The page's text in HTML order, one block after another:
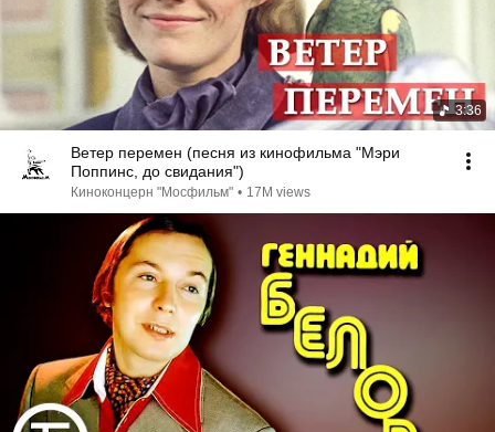
3:36
Ветер перемен (песня из кинофильма "Мэри
Поппинс, до свидания")
Киноконцерн "Мосфильм" • 17M views